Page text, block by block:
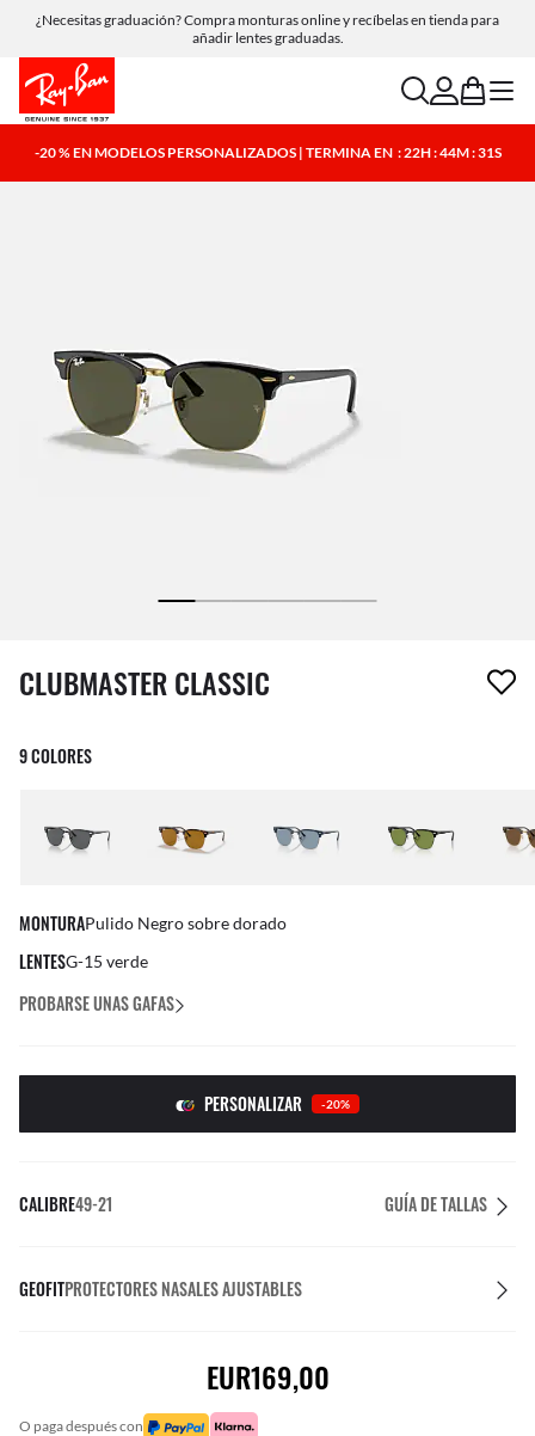
¿Necesitas graduación? Compra monturas online y recíbelas en tienda para
añadir lentes graduadas.
Compra online y recoge en tienda de forma gratuita.
searchaccount
bag menu
-20 % EN MODELOS PERSONALIZADOS | TERMINA EN : 22H : 44M : 30S
1 artículo ha sido eliminado a tu lista de deseos
CLUBMASTER CLASSIC
9 COLORES
MONTURAPulido Negro sobre dorado
LENTESG-15 verde
PROBARSE UNAS GAFAS
PERSONALIZAR -20%
CALIBRE49-21 GUÍA DE TALLAS
GEOFITPROTECTORES NASALES AJUSTABLES
EUR169,00
o paga después con